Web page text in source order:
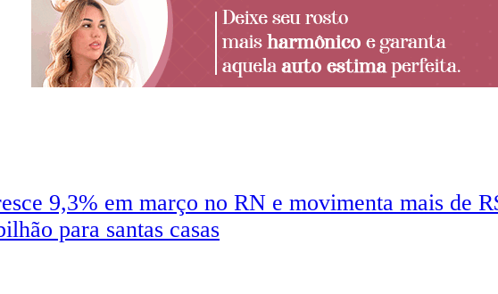
9,3% em março no RN e movimenta mais de
para santas casas